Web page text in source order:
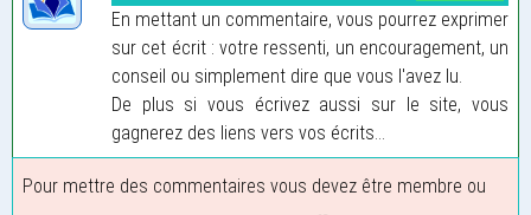
En mettant un commentaire, vous pourrez exprimer
sur cet écrit : votre ressenti, un encouragement, un
conseil ou simplement dire que vous l'avez lu.
De plus si vous écrivez aussi sur le site, vous
gagnerez des liens vers vos écrits...
Pour mettre des commentaires vous devez être membre ou